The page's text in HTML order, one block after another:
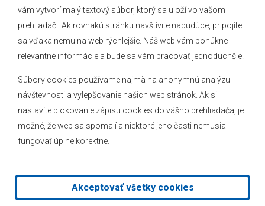
vám vytvorí malý textový súbor, ktorý sa uloží vo vašom
prehliadači. Ak rovnakú stránku navštívite nabudúce, pripojíte
sa vďaka nemu na web rýchlejšie. Náš web vám ponúkne
relevantné informácie a bude sa vám pracovať jednoduchšie.
Súbory cookies používame najmä na anonymnú analýzu
návštevnosti a vylepšovanie našich web stránok. Ak si
nastavíte blokovanie zápisu cookies do vášho prehliadača, je
možné, že web sa spomalí a niektoré jeho časti nemusia
fungovať úplne korektne.
Akceptovať všetky cookies
O obci
Hlásenia obecného rozhlasu
Kontakt
Mapa stránok